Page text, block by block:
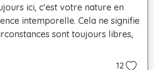
ici, c'est votre nature en
intemporelle. Cela ne signifie
sont toujours libres,
12